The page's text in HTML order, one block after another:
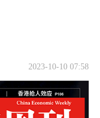
2023-10-10 07:58